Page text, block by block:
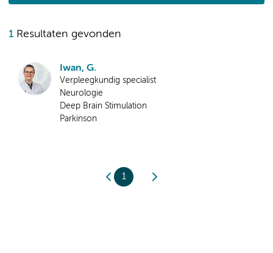
1Resultaten gevonden
Iwan, G.
Verpleegkundig specialist
Neurologie
Deep Brain Stimulation
Parkinson
1